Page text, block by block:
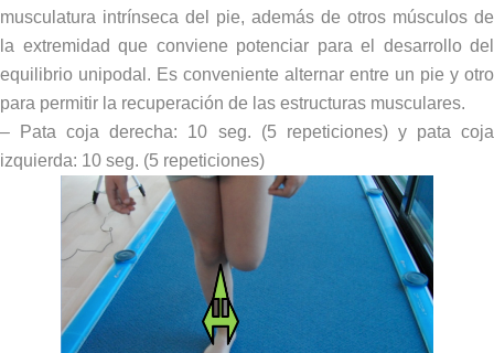
musculatura intrínseca del pie, además de otros músculos de
la extremidad que conviene potenciar para el desarrollo del
equilibrio unipodal. Es conveniente alternar entre un pie y otro
para permitir la recuperación de las estructuras musculares.
– Pata coja derecha: 10 seg. (5 repeticiones) y pata coja
izquierda: 10 seg. (5 repeticiones)